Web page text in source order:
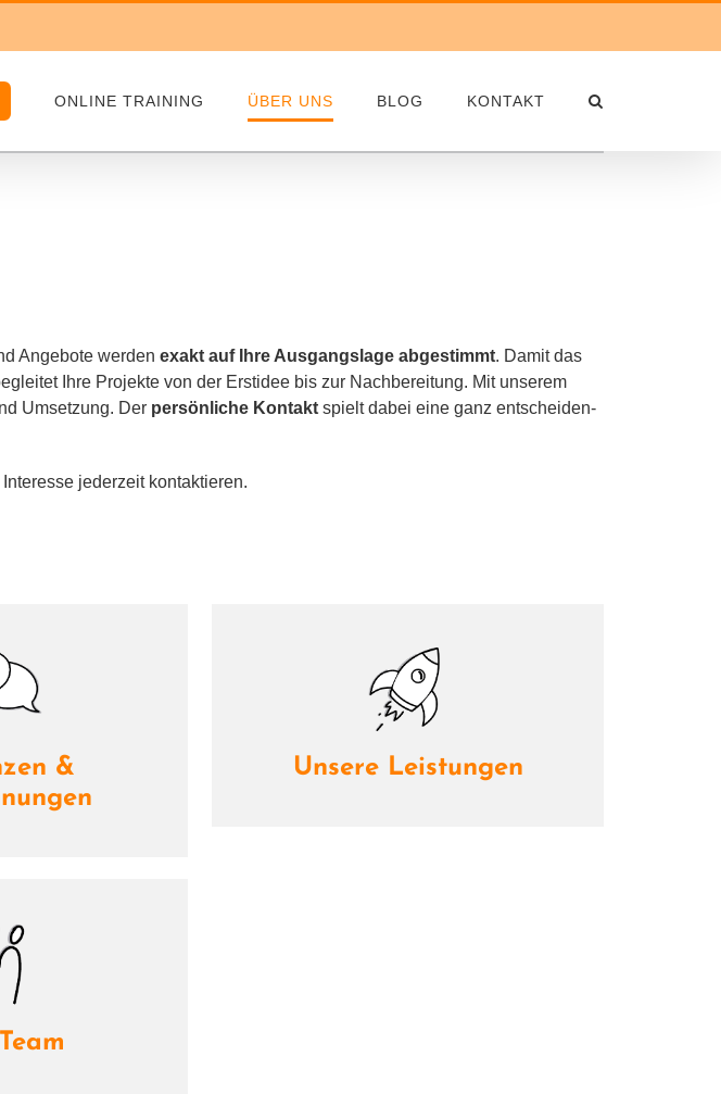
ONLINE TRAINING ÜBER UNS BLOG KONTAKT
Angebote wer­den exakt auf Ihre Ausgangslage abge­stimmt. Damit das
Ihre Projekte von der Erstidee bis zur Nachbereitung. Mit unse­rem
Umsetzung. Der per­sön­li­che Kontaktspielt dabei eine ganz ent­schei­den­
jeder­zeit kontaktieren.
&
Unsere Leistungen